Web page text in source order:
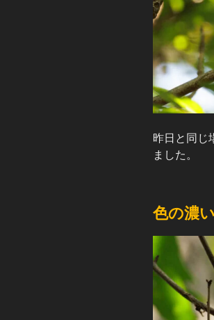
昨日と同じ
ました。
色の濃